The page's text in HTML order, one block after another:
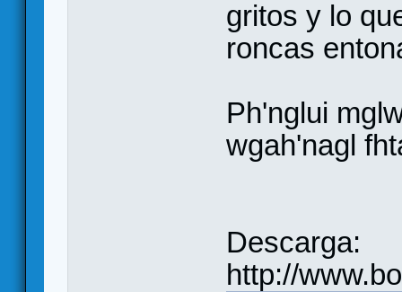
gritos y lo
roncas
Ph'nglui
wgah'nagl
Descarga:
http://